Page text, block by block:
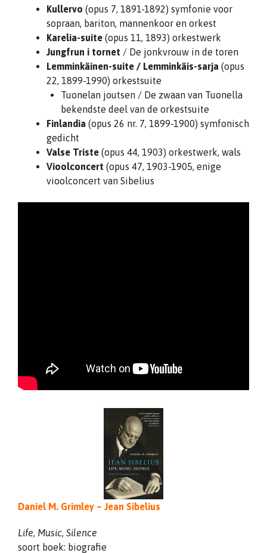
Kullervo (opus 7, 1891-1892) symfonie voor
sopraan, bariton, mannenkoor en orkest
Karelia-suite (opus 11, 1893) orkestwerk
Jungfrun i tornet / De jonkvrouw in de toren
Lemminkäinen-suite / Lemminkäis-sarja (opus
22, 1899-1990) orkestsuite
Tuonelan joutsen / De zwaan van Tuonella
bekendste deel van de orkestsuite
Finlandia (opus 26 nr. 7, 1899-1900) symfonisch
gedicht
Valse Triste (opus 44, 1903) orkestwerk, wals
Vioolconcert (opus 47, 1903-1905, enige
vioolconcert van Sibelius
Daniel M. Grimley – Jean Sibelius
Life, Music, Silence
soort boek: biografie